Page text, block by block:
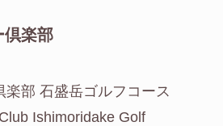
倶楽部
部 石盛岳ゴルフコース
Ishimoridake Golf